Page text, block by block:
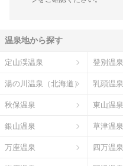
温泉地から探す
定山渓温泉 登別温泉
湯の川温泉（北海道） 乳頭温泉
秋保温泉 東山温泉
銀山温泉 草津温泉
万座温泉 四万温泉